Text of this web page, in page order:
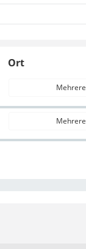
Ort
Mehrere
Mehrere